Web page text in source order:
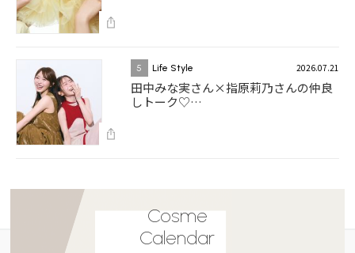
5 Life Style 2026.07.21
田中みな実さん×指原莉乃さんの仲良
しトーク♡…
Cosme
Calendar